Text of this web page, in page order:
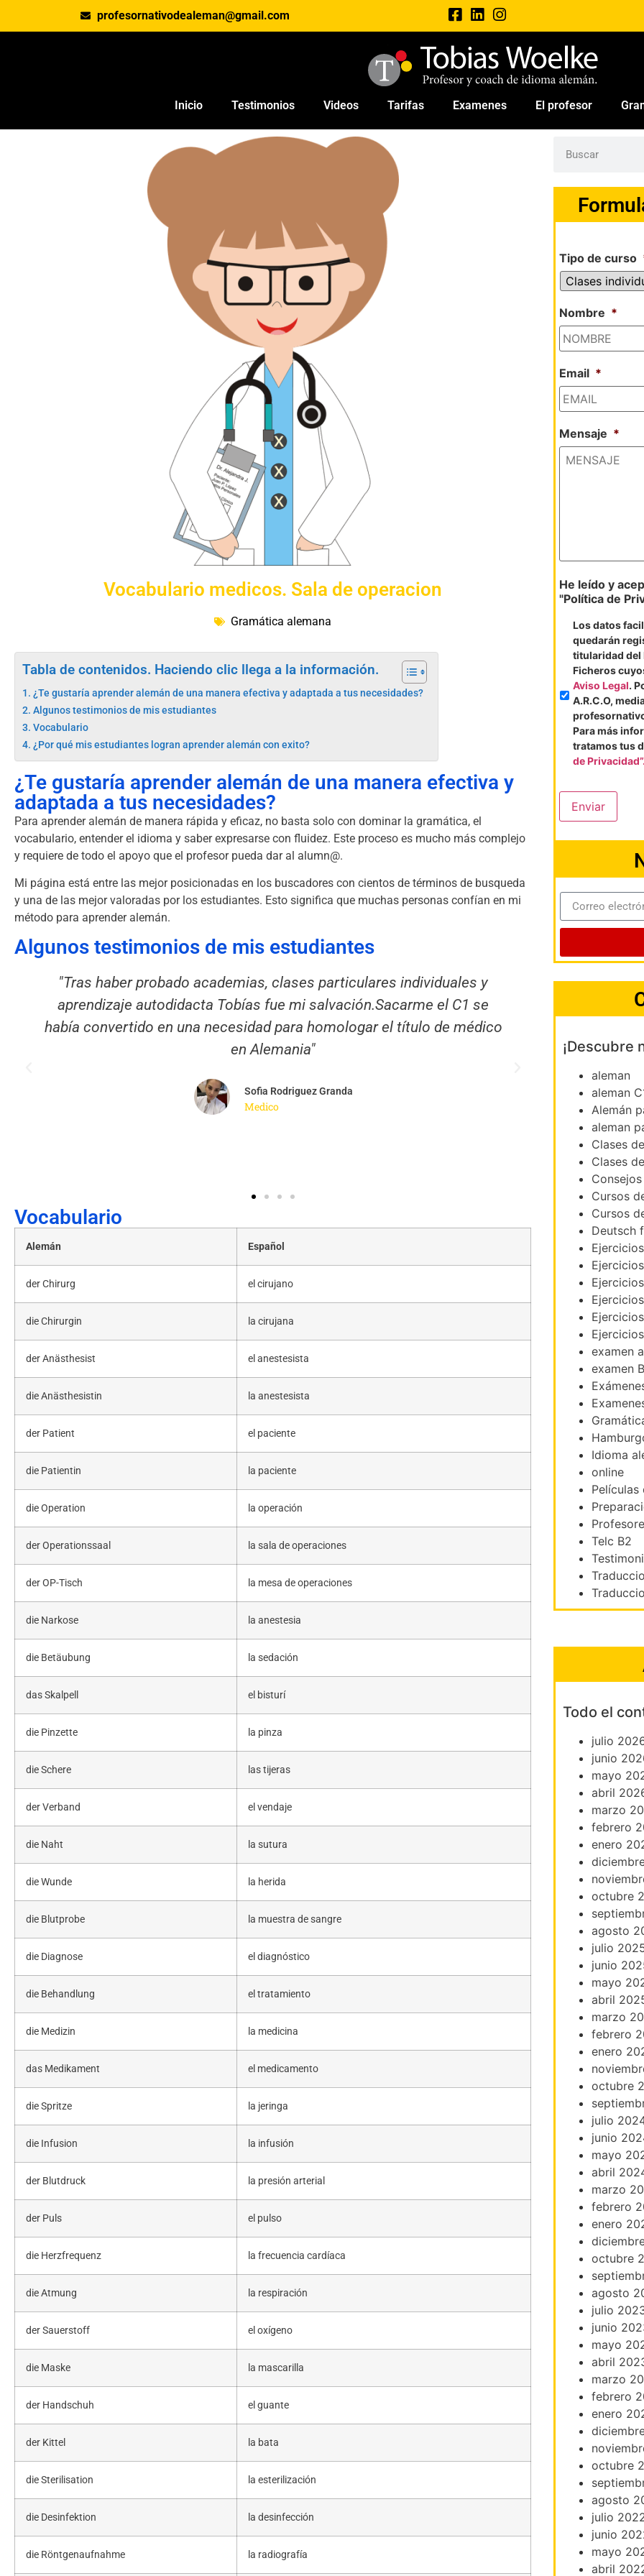
profesornativodealeman@gmail.com
Inicio Testimonios Videos Tarifas Examenes El profesor
Vocabulario medicos. Sala de operacion
Gramática alemana
Tabla de contenidos. Haciendo clic llega a la información.
¿Te gustaría aprender alemán de una manera efectiva y adaptada a tus necesidades?
Algunos testimonios de mis estudiantes
Vocabulario
¿Por qué mis estudiantes logran aprender alemán con exito?
¿Te gustaría aprender alemán de una manera efectiva y
adaptada a tus necesidades?
Para aprender alemán de manera rápida y eficaz, no basta solo con dominar la gramática, el
vocabulario, entender el idioma y saber expresarse con fluidez. Este proceso es mucho más complejo
y requiere de todo el apoyo que el profesor pueda dar al alumn@.
Mi página está entre las mejor posicionadas en los buscadores con cientos de términos de busqueda
y una de las mejor valoradas por los estudiantes. Esto significa que muchas personas confían en mi
método para aprender alemán.
Algunos testimonios de mis estudiantes
"Llámalo "coach", guía, mentor o como quieras, pero Tobías lo es. Y
eso marca la diferencia con tantos otros profesores de idiomas que
andan por la red vendiendo más humo que eficiencia"
Consejero de Trabajo, Migraciones y Seguridad Social en la Embajada de España en
Suiza, Austria y Liechtenstein.
Estaba a
Tobias y
examen
Vocabulario
Alemán Español
der Chirurg el cirujano
die Chirurgin la cirujana
der Anästhesist el anestesista
die Anästhesistin la anestesista
der Patient el paciente
die Patientin la paciente
die Operation la operación
der Operationssaal la sala de operaciones
der OP-Tisch la mesa de operaciones
die Narkose la anestesia
die Betäubung la sedación
das Skalpell el bisturí
die Pinzette la pinza
die Schere las tijeras
der Verband el vendaje
die Naht la sutura
die Wunde la herida
die Blutprobe la muestra de sangre
die Diagnose el diagnóstico
die Behandlung el tratamiento
die Medizin la medicina
das Medikament el medicamento
die Spritze la jeringa
die Infusion la infusión
der Blutdruck la presión arterial
der Puls el pulso
die Herzfrequenz la frecuencia cardíaca
die Atmung la respiración
der Sauerstoff el oxígeno
die Maske la mascarilla
der Handschuh el guante
der Kittel la bata
die Sterilisation la esterilización
die Desinfektion la desinfección
die Röntgenaufnahme la radiografía
Tipo de curso
Nombre *
Email *
Mensaje *
He leído y
"Política de
Los datos
quedarán
titularidad del
Ficheros
Aviso Legal.
A.R.C.O,
Para más
tratamos tus
de Privacidad”.
Enviar
¡Descubre
aleman
aleman
Alemán
aleman
Clases
Clases
Cursos
Cursos
Deutsch
examen
examen
Idioma
online
Películas
Telc B2
Todo el
julio
junio
mayo
abril
marzo
febrero
enero
octubre
agosto
julio
junio
mayo
abril
marzo
febrero
enero
octubre
julio
junio
mayo
abril
marzo
febrero
enero
octubre
agosto
julio
junio
mayo
abril
marzo
febrero
enero
octubre
agosto
julio
junio
mayo
abril